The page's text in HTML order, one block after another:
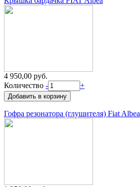
4 950,00 руб.
Количество - +
Гофра резонатора (глушителя) Fiat Albea